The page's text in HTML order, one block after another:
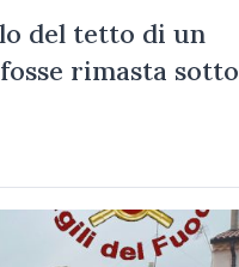
del tetto di un
rimasta sotto